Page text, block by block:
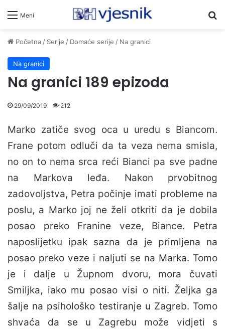
Meni
Početna/ Serije / Domaće serije / Na granici
Na granici
Na granici 189 epizoda
29/09/2019 212
Marko zatiče svog oca u uredu s Biancom.
Frane potom odluči da ta veza nema smisla,
no on to nema srca reći Bianci pa sve padne
na Markova leđa. Nakon prvobitnog
zadovoljstva, Petra počinje imati probleme na
poslu, a Marko joj ne želi otkriti da je dobila
posao preko Franine veze, Biance. Petra
naposlijetku ipak sazna da je primljena na
posao preko veze i naljuti se na Marka. Tomo
je i dalje u Župnom dvoru, mora čuvati
Smiljka, iako mu posao visi o niti. Željka ga
šalje na psihološko testiranje u Zagreb. Tomo
shvaća da se u Zagrebu može vidjeti s